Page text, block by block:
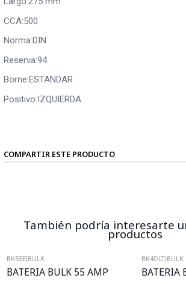
CCA:500
Norma:DIN
Reserva:94
Borne:ESTANDAR
Positivo:IZQUIERDA
COMPARTIR ESTE PRODUCTO
También podría interesarte
productos
BK55E|BULK
BATERIA BULK 55 AMP
BK4DLT|BULK
BATERIA